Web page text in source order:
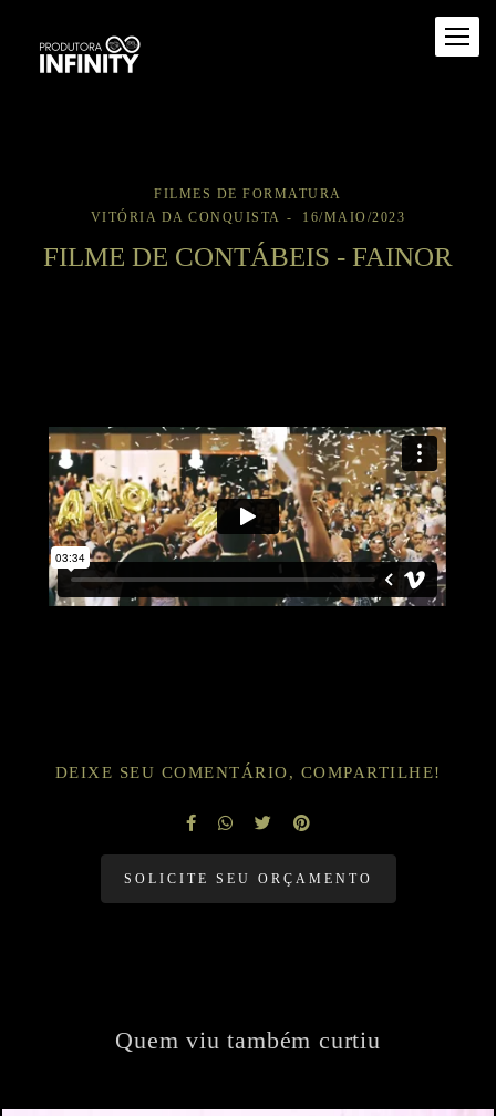
FILMES DE FORMATURA
VITÓRIA DA CONQUISTA
16/MAIO/2023
FILME DE CONTÁBEIS - FAINOR
DEIXE SEU COMENTÁRIO, COMPARTILHE!
SOLICITE SEU ORÇAMENTO
Quem viu também curtiu